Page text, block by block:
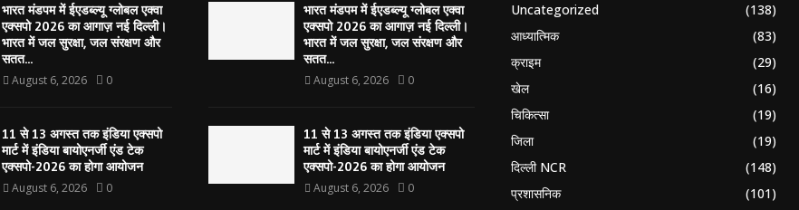
भारत मंडपम में ईएडब्ल्यू ग्लोबल एक्वा
एक्सपो 2026 का आगाज़ नई दिल्ली।
भारत में जल सुरक्षा, जल संरक्षण और
सतत...
August 6, 2026 0
11 से 13 अगस्त तक इंडिया एक्सपो
मार्ट में इंडिया बायोएनर्जी एंड टेक
एक्सपो-2026 का होगा आयोजन
August 6, 2026 0
भारत मंडपम में ईएडब्ल्यू ग्लोबल एक्वा
एक्सपो 2026 का आगाज़ नई दिल्ली।
भारत में जल सुरक्षा, जल संरक्षण और
सतत...
August 6, 2026 0
11 से 13 अगस्त तक इंडिया एक्सपो
मार्ट में इंडिया बायोएनर्जी एंड टेक
एक्सपो-2026 का होगा आयोजन
August 6, 2026 0
Uncategorized
(138)
आध्यात्मिक
(83)
क्राइम
(29)
खेल
(16)
चिकित्सा
(19)
जिला
(19)
दिल्ली NCR
(148)
प्रशासनिक
(101)